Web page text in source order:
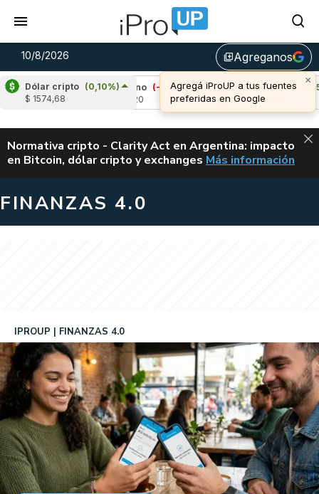
10/8/2026 library_addAgreganos
×
Agregá iProUP a tus fuentes
preferidas en Google
Dólar cripto (0,10%)
$ 1574,68
Cardano (-0,87%)
Avalanche (0,55%)
u$s 6,51
ALERTA
Normativa cripto - Clarity Act en Argentina: impacto
en Bitcoin, dólar cripto y exchanges CLARITY ACT EN
Más información
FINANZAS 4.0
IPROUP FINANZAS 4.0